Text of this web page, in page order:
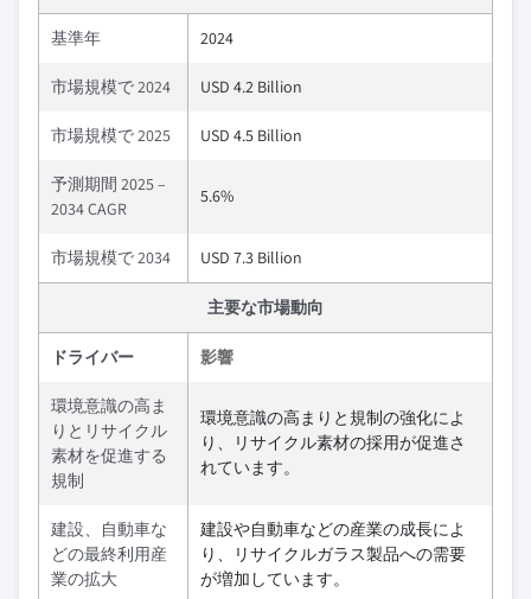
基準年 2024
市場規模で 2024 USD 4.2 Billion
市場規模で 2025 USD 4.5 Billion
予測期間 2025 –
2034 CAGR
5.6%
市場規模で 2034 USD 7.3 Billion
主要な市場動向
ドライバー 影響
環境意識の高ま
りとリサイクル
素材を促進する
規制
環境意識の高まりと規制の強化によ
り、リサイクル素材の採用が促進さ
れています。
建設、自動車な
どの最終利用産
業の拡大
建設や自動車などの産業の成長によ
り、リサイクルガラス製品への需要
が増加しています。